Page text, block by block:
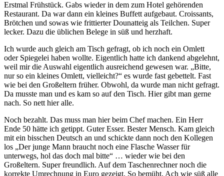
Erstmal Frühstück. Gabs wieder in dem zum Hotel gehörenden
Restaurant. Da war dann ein kleines Buffett aufgebaut. Croissants,
Brötchen und sowas wie frittierter Dounatteig als Teilchen. Super
lecker. Dazu die üblichen Belege in süß und herzhaft.
Ich wurde auch gleich am Tisch gefragt, ob ich noch ein Omlett
oder Spiegelei haben wollte. Eigentlich hatte ich dankend abgelehnt,
weil mir die Auswahl eigentlich ausreichend gewesen war. „Bitte,
nur so ein kleines Omlett, vielleicht?“ es wurde fast gebettelt. Fast
wie bei den Großeltern früher. Obwohl, da wurde man nicht gefragt.
Da musste man und es kam so auf den Tisch. Hier gibt man gerne
nach. So nett hier alle.
Noch bezahlt. Das muss man hier beim Chef machen. Ein Herr
Ende 50 hätte ich getippt. Guter Esser. Bester Mensch. Kam gleich
mit ein bisschen Deutsch an und schickte dann noch den Kollegen
los „Der junge Mann braucht noch eine Flasche Wasser für
unterwegs, hol das doch mal bitte“ … wieder wie bei den
Großeltern. Super freundlich. Auf dem Taschenrechner noch die
korrekte Umrechnung in Euro gezeigt. So bemüht. Ach wie süß alle